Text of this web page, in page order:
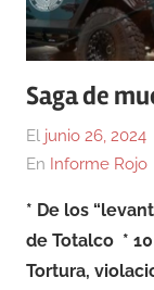
Saga de
El junio 26, 2024
En Informe Rojo
* De los
de Totalco *
Tortura,